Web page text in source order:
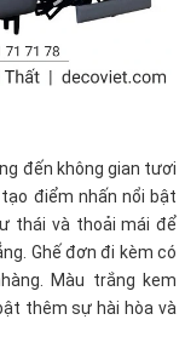
đến không gian tươi
điểm nhấn nổi bật
thái và thoải mái để
Ghế đơn đi kèm có
Màu trắng kem
thêm sự hài hòa và